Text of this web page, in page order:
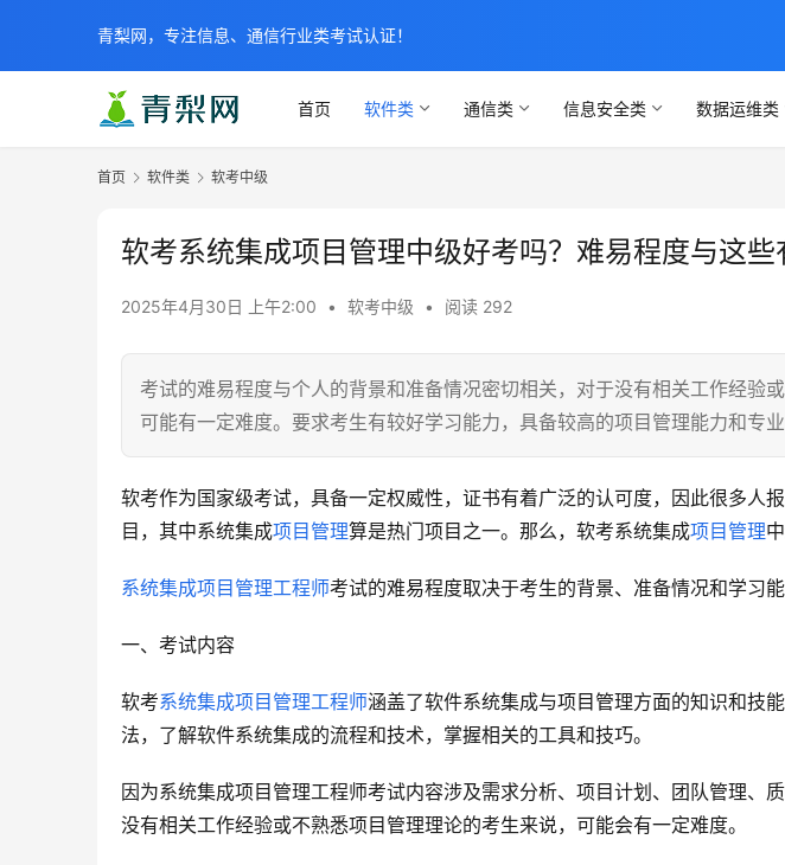
首页 软件类 通信类 信息安全类 数据运维类
首页 软件类 软考中级
软考系统集成项目管理中级好考吗？难易程度与这些
2025年4月30日 上午2:00 • 软考中级 • 阅读 292
考试的难易程度与个人的背景和准备情况密切相关，对于没有相关工作经验
可能有一定难度。要求考生有较好学习能力，具备较高的项目管理能力和专
软考作为国家级考试，具备一定权威性，证书有着广泛的认可度，因此很多人
目，其中系统集成项目管理算是热门项目之一。那么，软考系统集成项目管理
系统集成项目管理工程师考试的难易程度取决于考生的背景、准备情况和学习能
一、考试内容
软考系统集成项目管理工程师涵盖了软件系统集成与项目管理方面的知识和技
法，了解软件系统集成的流程和技术，掌握相关的工具和技巧。
因为系统集成项目管理工程师考试内容涉及需求分析、项目计划、团队管理、
没有相关工作经验或不熟悉项目管理理论的考生来说，可能会有一定难度。
青梨网，专注信息、通信行业类考试认证！